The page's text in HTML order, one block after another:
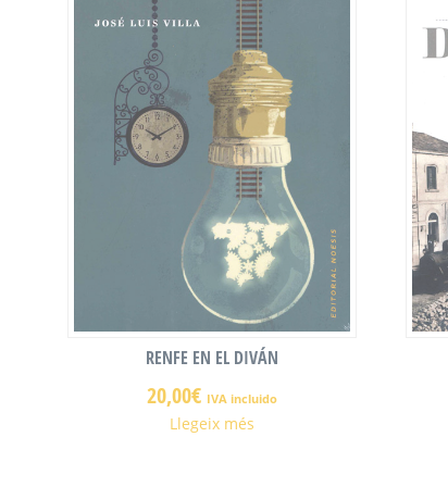
RENFE EN EL DIVÁN
20,00€ IVA incluido
Llegeix més